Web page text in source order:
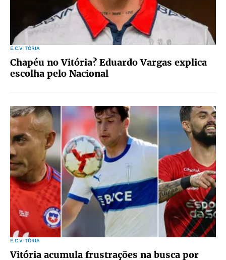
E.C.VITÓRIA
Chapéu no Vitória? Eduardo Vargas explica
escolha pelo Nacional
E.C.VITÓRIA
Vitória acumula frustrações na busca por